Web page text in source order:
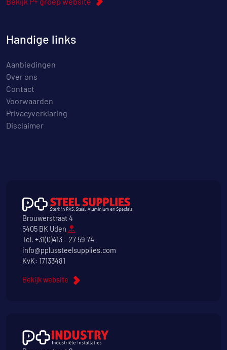
Handige links
Aanbiedingen
Over ons
Contact
Voorwaarden
Privacyverklaring
Disclaimer
Brouwerstraat 4
5405 BK Uden
Tel. +31(0)413 - 27 59 74
info@pplussteelsupplies.com
KvK: 17133481
Bekijk website